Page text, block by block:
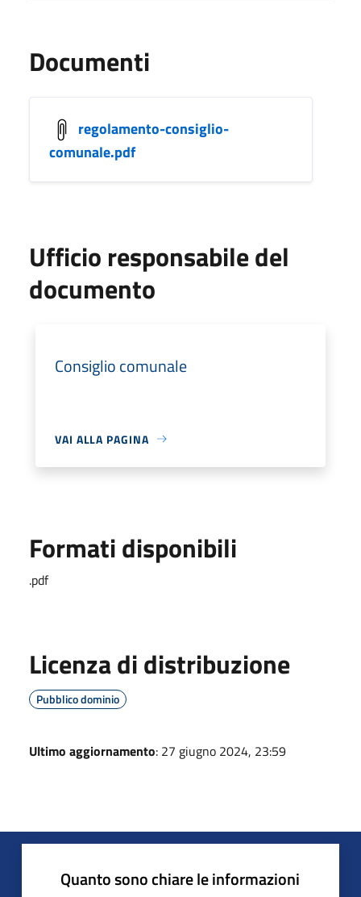
Documenti
regolamento-consiglio-
comunale.pdf
Ufficio responsabile del
documento
Consiglio comunale
VAI ALLA PAGINA
Formati disponibili
.pdf
Licenza di distribuzione
Pubblico dominio
Ultimo aggiornamento: 27 giugno 2024, 23:59
Quanto sono chiare le informazioni